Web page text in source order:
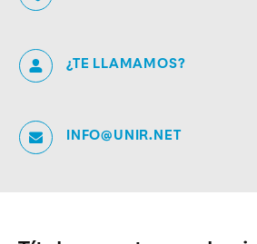
¿TE LLAMAMOS?
INFO@UNIR.NET